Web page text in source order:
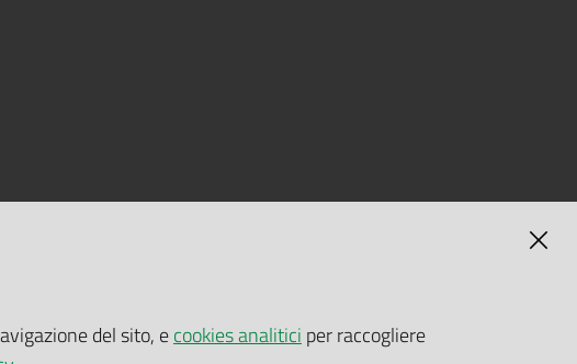
del sito, ecookies analitici per raccogliere